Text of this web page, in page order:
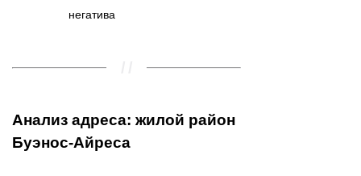
негатива
Анализ адреса: жилой район
Буэнос-Айреса